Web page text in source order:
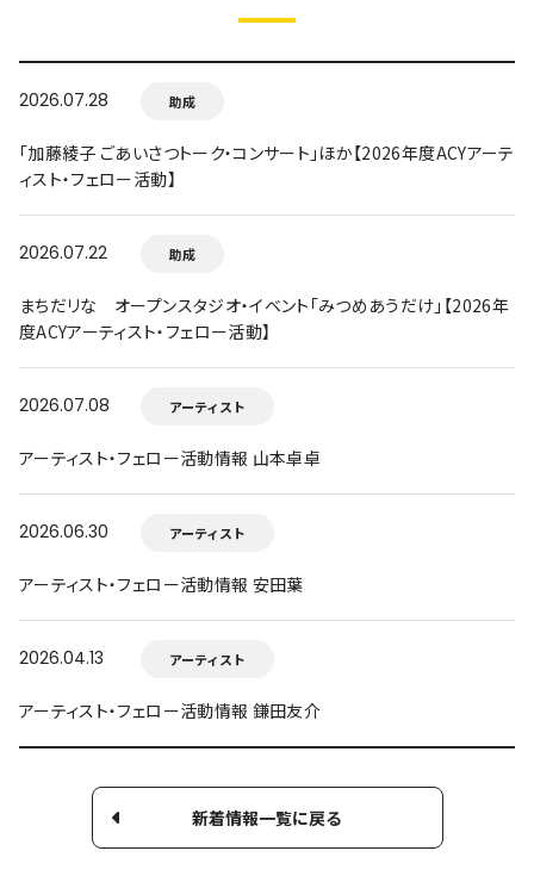
2026.07.28 助成
「加藤綾子 ごあいさつトーク・コンサート」ほか【2026年度ACYアーテ
ィスト・フェロー活動】
2026.07.22 助成
まちだリな オープンスタジオ・イベント「みつめあうだけ」【2026年
度ACYアーティスト・フェロー活動】
2026.07.08 アーティスト
アーティスト・フェロー活動情報 山本卓卓
2026.06.30 アーティスト
アーティスト・フェロー活動情報 安田葉
2026.04.13 アーティスト
アーティスト・フェロー活動情報 鎌田友介
新着情報一覧に戻る